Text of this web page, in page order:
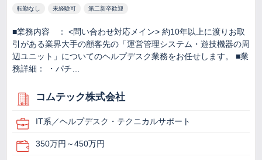
転勤なし 未経験可 第二新卒歓迎
■業務内容 ： <問い合わせ対応メイン> 約10年以上に渡りお取
引がある業界大手の顧客先の「運営管理システム・遊技機器の周
辺ユニット」についてのヘルプデスク業務をお任せします。 ■業
務詳細： ・パチ…
コムテック株式会社
IT系／ヘルプデスク・テクニカルサポート
350万円～450万円